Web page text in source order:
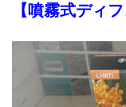
【噴霧式ディ